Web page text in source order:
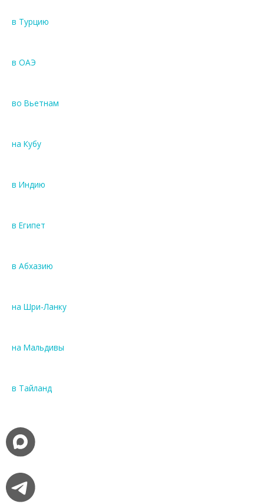
в Турцию
в ОАЭ
во Вьетнам
на Кубу
в Индию
в Египет
в Абхазию
на Шри-Ланку
на Мальдивы
в Тайланд